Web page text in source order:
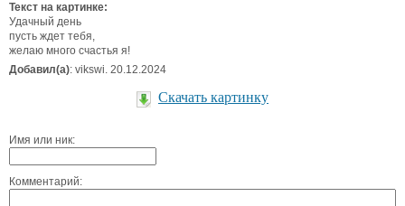
Текст на картинке:
Удачный день
пусть ждет тебя,
желаю много счастья я!
Добавил(а): vikswi. 20.12.2024
Скачать картинку
Имя или ник:
Комментарий: